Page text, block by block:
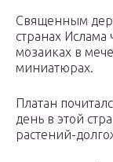
Священным
странах
мозаиках в
миниатюрах.
Платан
день в этой
растений-